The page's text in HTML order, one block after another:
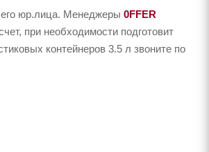
юр.лица. Менеджеры 0FFER
при необходимости подготовит
контейнеров 3.5 л звоните по